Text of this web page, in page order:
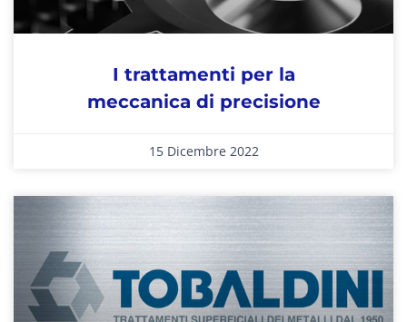
I trattamenti per la
meccanica di precisione
15 Dicembre 2022